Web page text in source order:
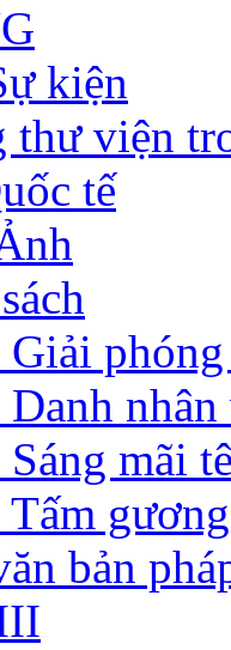
kiện
thư viện
tế
Giải
Danh nhân
Sáng mãi
Tấm
bản